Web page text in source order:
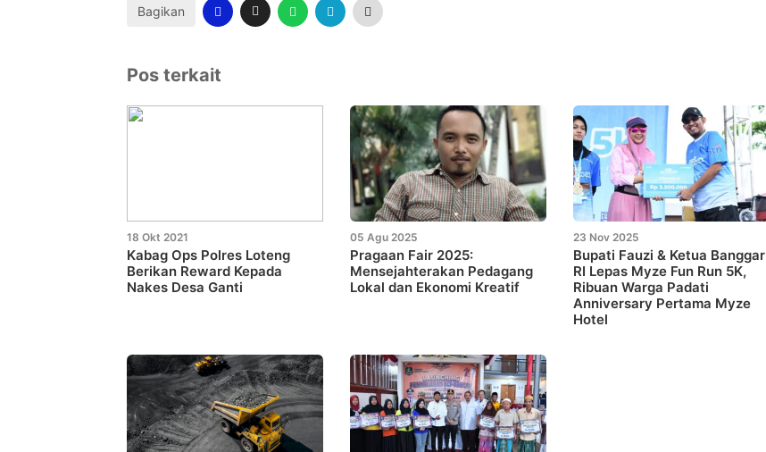
Bagikan
Pos terkait
18 Okt 2021
Kabag Ops Polres Loteng
Berikan Reward Kepada
Nakes Desa Ganti
05 Agu 2025
Pragaan Fair 2025:
Mensejahterakan Pedagang
Lokal dan Ekonomi Kreatif
23 Nov 2025
Bupati Fauzi & Ketua Banggar
RI Lepas Myze Fun Run 5K,
Ribuan Warga Padati
Anniversary Pertama Myze
Hotel